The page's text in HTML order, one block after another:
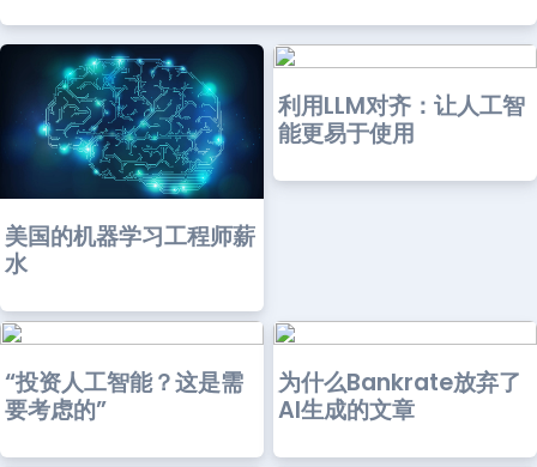
美国的机器学习工程师薪
水
利用LLM对齐：让人工智
能更易于使用
“投资人工智能？这是需
要考虑的”
为什么Bankrate放弃了
AI生成的文章